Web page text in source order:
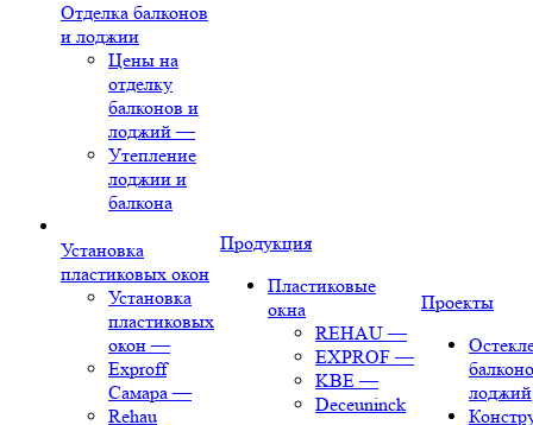
Отделка балконов
и лоджии
Цены на
отделку
балконов и
лоджий —
Утепление
лоджии и
балкона
Установка
пластиковых окон
Установка
пластиковых
окон —
Exproff
Самара —
Rehau
Продукция
Пластиковые
окна
REHAU —
EXPROF —
KBE —
Deceuninck
Проекты
лоджий